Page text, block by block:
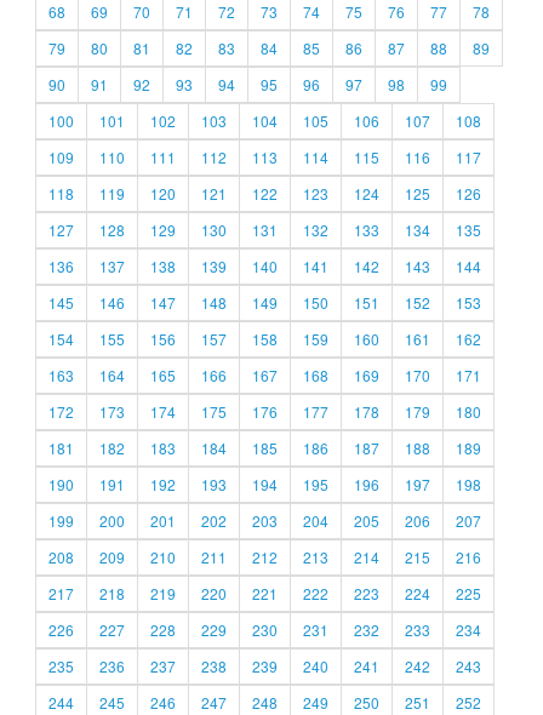
68
69 70 71 72 73 74 75 76 77
78
79
80 81 82 83 84 85 86 87 88
89
90
91 92 93 94 95 96 97 98
99
100
101 102 103 104 105 106 107
108
109
110 111 112 113 114 115 116
117
118
119 120 121 122 123 124 125
126
127
128 129 130 131 132 133 134
135
136
137 138 139 140 141 142 143
144
145
146 147 148 149 150 151 152
153
154
155 156 157 158 159 160 161
162
163
164 165 166 167 168 169 170
171
172
173 174 175 176 177 178 179
180
181
182 183 184 185 186 187 188
189
190
191 192 193 194 195 196 197
198
199
200 201 202 203 204 205 206
207
208
209 210 211 212 213 214 215
216
217
218 219 220 221 222 223 224
225
226
227 228 229 230 231 232 233
234
235
236 237 238 239 240 241 242
243
244
245 246 247 248 249 250 251 252